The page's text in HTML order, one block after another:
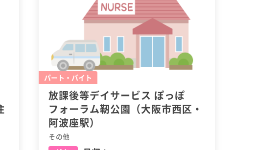
パート・バイト
放課後等デイサービス ぽっぽ
フォーラム靭公園（大阪市西区・
阿波座駅）
その他